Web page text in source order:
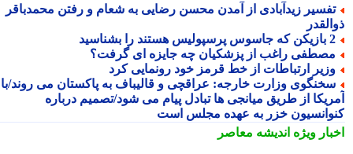
زیدآبادی از آمدن محسن رضایی به شعام و رفتن محمدباقر
راغب از پزشکیان چه جایزه ای گرفت؟
ارتباطات از خط قرمز خود رونمایی کرد
وزارت خارجه: عراقچی و قالیباف به پاکستان می روند/با
از طریق میانجی ها تبادل پیام می شود/تصمیم درباره
خزر به عهده مجلس است
ویژهاندیشه معاصر